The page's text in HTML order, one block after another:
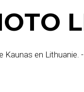
Kaunas en Lithuanie. -